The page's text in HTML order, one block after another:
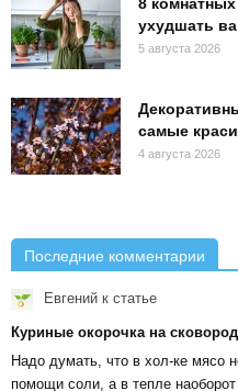
ухудшать
5 августа 2026
самые
4 августа 2026
Последние комментарии
Евгений к статье
Куриные окорочка на
Надо думать, что в хол-ке мясо
помощи соли, а в тепле